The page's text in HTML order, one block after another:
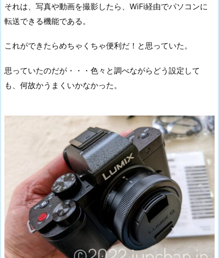
それは、写真や動画を撮影したら、WiFi経由でパソコンに
転送できる機能である。
これができたらめちゃくちゃ便利だ！と思っていた。
思っていたのだが・・・色々と調べながらどう設定して
も、何故かうまくいかなかった。